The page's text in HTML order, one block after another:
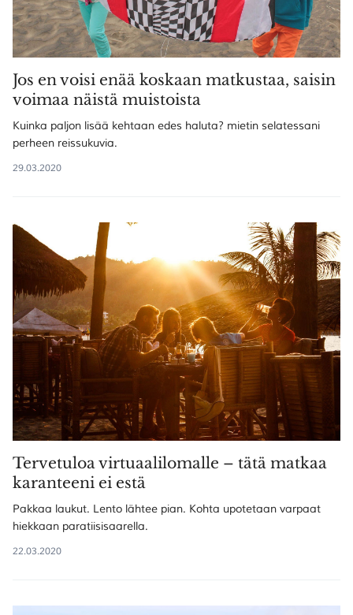
Jos en voisi enää koskaan matkustaa, saisin
voimaa näistä muistoista
Kuinka paljon lisää kehtaan edes haluta? mietin selatessani
perheen reissukuvia.
29.03.2020
Tervetuloa virtuaalilomalle – tätä matkaa
karanteeni ei estä
Pakkaa laukut. Lento lähtee pian. Kohta upotetaan varpaat
hiekkaan paratiisisaarella.
22.03.2020